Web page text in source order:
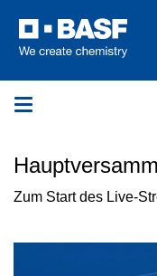
Toggle
Zum Start des Live-